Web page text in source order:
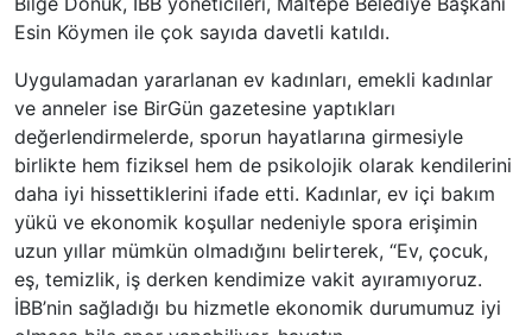
Esin Köymen ile çok sayıda davetli katıldı.
Uygulamadan yararlanan ev kadınları, emekli kadınlar
ve anneler ise BirGün gazetesine yaptıkları
değerlendirmelerde, sporun hayatlarına girmesiyle
birlikte hem fiziksel hem de psikolojik olarak kendilerini
daha iyi hissettiklerini ifade etti. Kadınlar, ev içi bakım
yükü ve ekonomik koşullar nedeniyle spora erişimin
uzun yıllar mümkün olmadığını belirterek, “Ev, çocuk,
eş, temizlik, iş derken kendimize vakit ayıramıyoruz.
İBB’nin sağladığı bu hizmetle ekonomik durumumuz iyi